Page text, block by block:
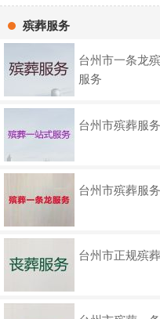
殡葬服务
台州市一条龙
服务
台州市殡葬服
台州市殡葬服
台州市正规殡